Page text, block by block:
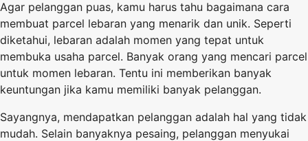
Agar pelanggan puas, kamu harus tahu bagaimana cara
membuat parcel lebaran yang menarik dan unik. Seperti
diketahui, lebaran adalah momen yang tepat untuk
membuka usaha parcel. Banyak orang yang mencari parcel
untuk momen lebaran. Tentu ini memberikan banyak
keuntungan jika kamu memiliki banyak pelanggan.
Sayangnya, mendapatkan pelanggan adalah hal yang tidak
mudah. Selain banyaknya pesaing, pelanggan menyukai